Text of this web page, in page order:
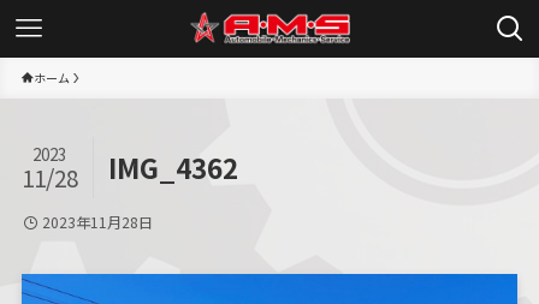
ホーム
IMG_4362
2023
11/28
2023年11月28日